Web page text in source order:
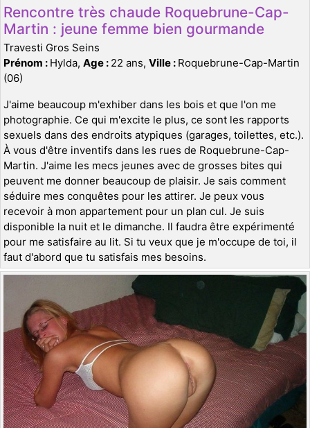
Rencontre très chaude Roquebrune-Cap-
Martin : jeune femme bien gourmande
Travesti Gros Seins
Prénom : Hylda, Age : 22 ans, Ville : Roquebrune-Cap-Martin
(06)
J'aime beaucoup m'exhiber dans les bois et que l'on me
photographie. Ce qui m'excite le plus, ce sont les rapports
sexuels dans des endroits atypiques (garages, toilettes, etc.).
À vous d'être inventifs dans les rues de Roquebrune-Cap-
Martin. J'aime les mecs jeunes avec de grosses bites qui
peuvent me donner beaucoup de plaisir. Je sais comment
séduire mes conquêtes pour les attirer. Je peux vous
recevoir à mon appartement pour un plan cul. Je suis
disponible la nuit et le dimanche. Il faudra être expérimenté
pour me satisfaire au lit. Si tu veux que je m'occupe de toi, il
faut d'abord que tu satisfais mes besoins.